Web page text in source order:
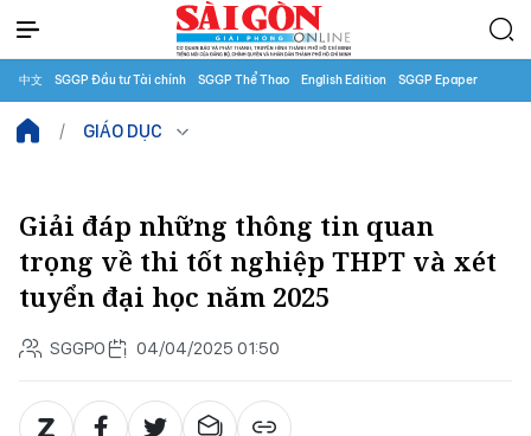
中文 SGGP Đầu tư Tài chính SGGP Thể Thao English Edition SGGP Epaper
GIÁO DỤC
Giải đáp những thông tin quan
trọng về thi tốt nghiệp THPT và xét
tuyển đại học năm 2025
SGGPO 04/04/2025 01:50